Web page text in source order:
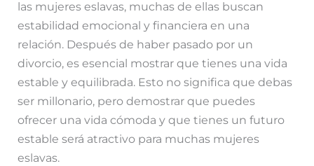
las mujeres eslavas, muchas de ellas buscan
estabilidad emocional y financiera en una
relación. Después de haber pasado por un
divorcio, es esencial mostrar que tienes una vida
estable y equilibrada. Esto no significa que debas
ser millonario, pero demostrar que puedes
ofrecer una vida cómoda y que tienes un futuro
estable será atractivo para muchas mujeres
eslavas.